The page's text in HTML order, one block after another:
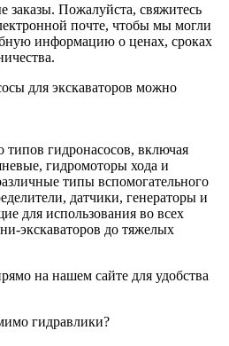
Пожалуйста, свяжитесь
почте, чтобы мы могли
информацию о ценах, сроках
для экскаваторов можно
гидронасосов, включая
гидромоторы хода и
типы вспомогательного
датчики, генераторы и
для использования во всех
экскаваторов до тяжелых
на нашем сайте для удобства
гидравлики?